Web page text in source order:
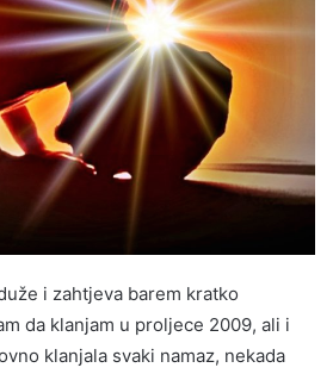
i zahtjeva barem kratko
da klanjam u proljece 2009, ali i
klanjala svaki namaz, nekada